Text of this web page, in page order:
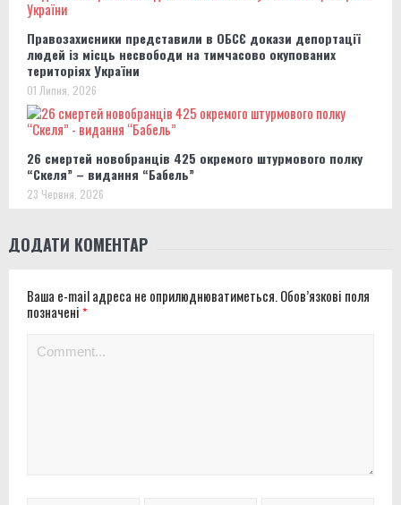
Правозахисники представили в ОБСЄ докази депортації
людей із місць несвободи на тимчасово окупованих
територіях України
01 Липня, 2026
26 смертей новобранців 425 окремого штурмового полку
“Скеля” – видання “Бабель”
23 Червня, 2026
ДОДАТИ КОМЕНТАР
Ваша e-mail адреса не оприлюднюватиметься.Обов’язкові поля
позначені*